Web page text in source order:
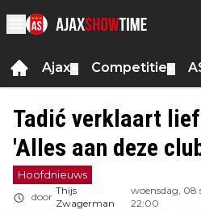
Ajax Competitie
Tadić verklaart
'Alles aan deze
Hoofdnieuws
door
Thijs
Zwagerman
woensdag, 08
22:00